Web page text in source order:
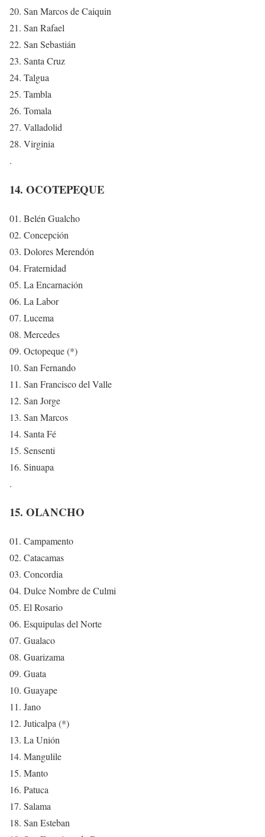
20. San Marcos de Caiquin
21. San Rafael
22. San Sebastián
23. Santa Cruz
24. Talgua
25. Tambla
26. Tomala
27. Valladolid
28. Virginia
.
14. OCOTEPEQUE
01. Belén Gualcho
02. Concepción
03. Dolores Merendón
04. Fraternidad
05. La Encarnación
06. La Labor
07. Lucema
08. Mercedes
09. Octopeque (*)
10. San Fernando
11. San Francisco del Valle
12. San Jorge
13. San Marcos
14. Santa Fé
15. Sensenti
16. Sinuapa
.
15. OLANCHO
01. Campamento
02. Catacamas
03. Concordia
04. Dulce Nombre de Culmi
05. El Rosario
06. Esquipulas del Norte
07. Gualaco
08. Guarizama
09. Guata
10. Guayape
11. Jano
12. Juticalpa (*)
13. La Unión
14. Mangulile
15. Manto
16. Patuca
17. Salama
18. San Esteban